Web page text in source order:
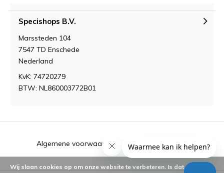
Specishops B.V.
Marssteden 104
7547 TD Enschede
Nederland
KvK: 74720279
BTW: NL860003772B01
Algemene voorwaarden RSS-feed Sitemap
Wij slaan cookies op om onze website te verbeteren. Is dat akkoord?